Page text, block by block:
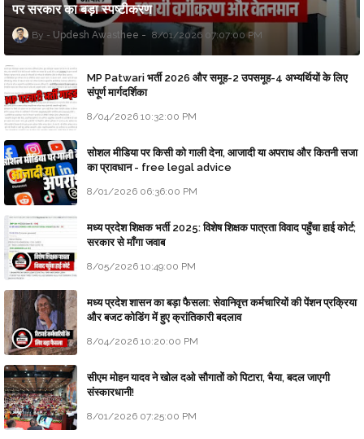
पर सरकार का बड़ा स्पष्टीकरण
Updesh Awasthee 8/01/2026 07:07:00 PM
MP Patwari भर्ती 2026 और समूह-2 उपसमूह-4 अभ्यर्थियों के लिए
संपूर्ण मार्गदर्शिका
8/04/2026 10:32:00 PM
सोशल मीडिया पर किसी को गाली देना, आजादी या अपराध और कितनी सजा
का प्रावधान - free legal advice
8/01/2026 06:36:00 PM
मध्य प्रदेश शिक्षक भर्ती 2025: विशेष शिक्षक पात्रता विवाद पहुँचा हाई कोर्ट;
सरकार से माँगा जवाब
8/05/2026 10:49:00 PM
मध्य प्रदेश शासन का बड़ा फैसला: सेवानिवृत्त कर्मचारियों की पेंशन प्रक्रिया
और बजट कोडिंग में हुए क्रांतिकारी बदलाव
8/04/2026 10:20:00 PM
सीएम मोहन यादव ने खोल दओ सौगातों को पिटारा, भैया, बदल जाएगी
संस्कारधानी!
8/01/2026 07:25:00 PM